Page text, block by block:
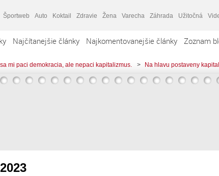
Športweb Auto Koktail Zdravie Žena Varecha Záhrada Užitočná
Najčítanejšie články Najkomentovanejšie články Zoznam
mi paci demokracia, ale nepaci kapitalizmus. > Na hlavu postaveny